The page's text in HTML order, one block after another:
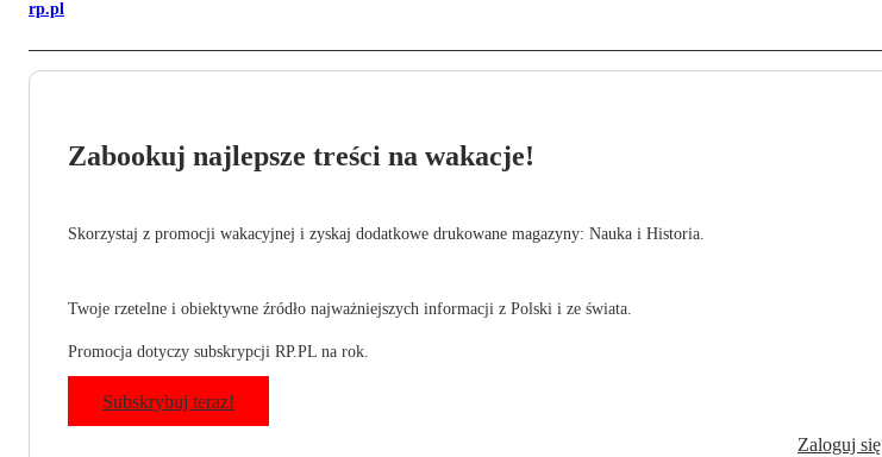
rp.pl
Zabookuj najlepsze treści na wakacje!
Skorzystaj z promocji wakacyjnej i zyskaj dodatkowe drukowane magazyny: Nauka i Historia.
Twoje rzetelne i obiektywne źródło najważniejszych informacji z Polski i ze świata.
Promocja dotyczy subskrypcji RP.PL na rok.
Subskrybuj teraz!
Zaloguj się